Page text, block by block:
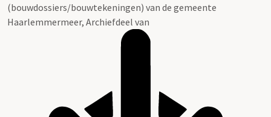
(bouwdossiers/bouwtekeningen) van de gemeente
Haarlemmermeer, Archiefdeel van